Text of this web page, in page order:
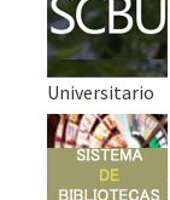
Universitario